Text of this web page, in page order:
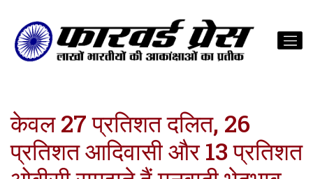
केवल 27 प्रतिशत दलित, 26
प्रतिशत आदिवासी और 13 प्रतिशत